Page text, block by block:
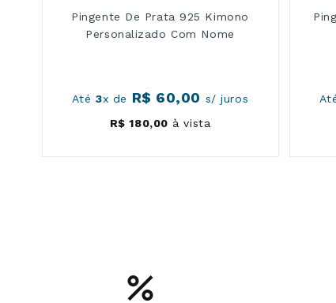
Pingente De Prata 925 Kimono
Personalizado Com Nome
Até3x de R$ 60,00 s/ juros
R$ 180,00 à vista